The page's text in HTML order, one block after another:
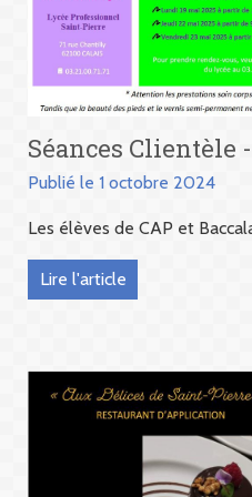
Séances Clientèle
Publié le 1 octobre 2024
Les élèves de CAP et
Lire l'article